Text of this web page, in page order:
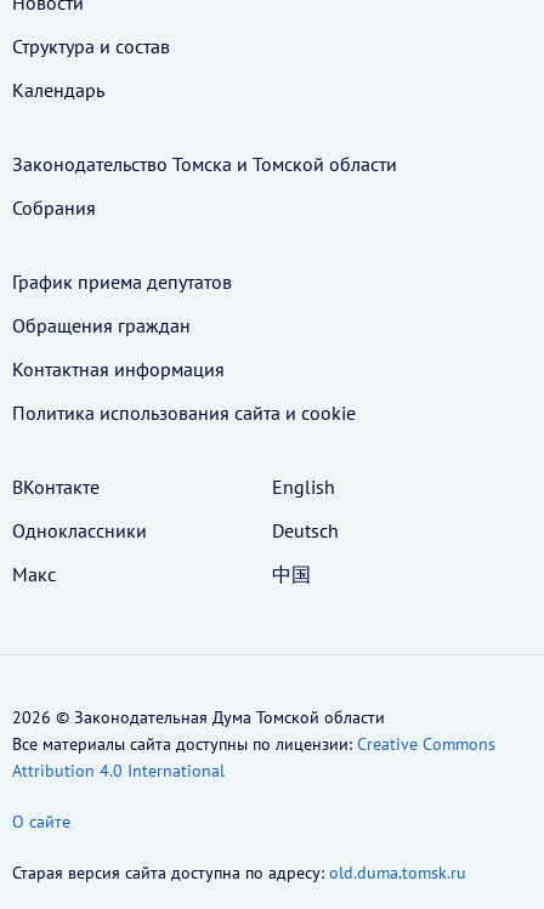
Структура и состав
Календарь
Законодательство Томска и Томской области
Собрания
График приема депутатов
Обращения граждан
Контактная информация
Политика использования cайта и cookie
ВКонтакте
Одноклассники
Макс
English
Deutsch
中国
2026 © Законодательная Дума Томской области
Все материалы сайта доступны по лицензии: Creative Commons
Attribution 4.0 International
О сайте
Старая версия сайта доступна по адресу: old.duma.tomsk.ru